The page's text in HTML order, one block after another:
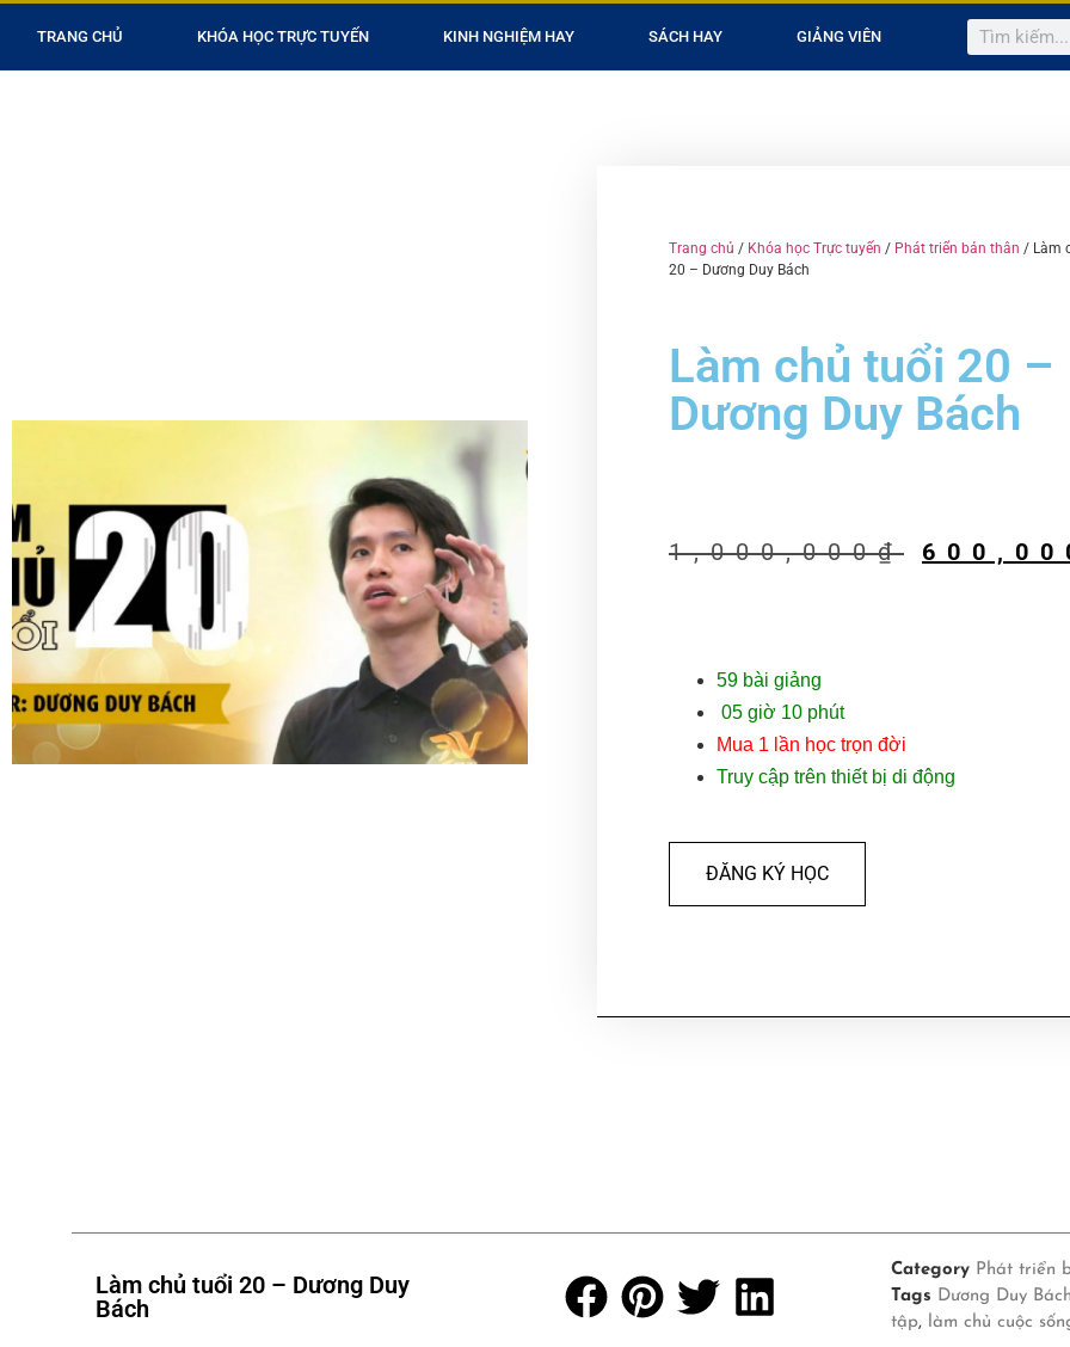
TRANG CHỦ KHÓA HỌC TRỰC TUYẾN KINH NGHIỆM HAY SÁCH HAY GIẢNG VIÊN
Trang chủ / Khóa học Trực tuyến / Phát triển bản thân / Làm
20 – Dương Duy Bách
Làm chủ tuổi 20 –
Dương Duy Bách
1,000,000₫
59 bài giảng
05 giờ 10 phút
Mua 1 lần học trọn đời
Truy cập trên thiết bị di động
ĐĂNG KÝ HỌC
Làm chủ tuổi 20 – Dương Duy
Bách
Category Phát triển
Tags Dương Duy
tập, làm chủ cuộc